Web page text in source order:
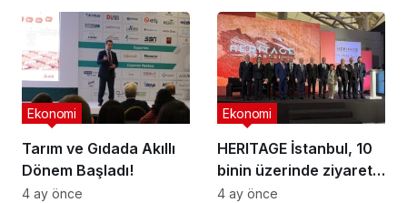
Tarım ve Gıdada Akıllı
Dönem Başladı!
Ekonomi
4 ay önce
HERITAGE İstanbul, 10
binin üzerinde ziyaretçi
ağırladı
Ekonomi
4 ay önce